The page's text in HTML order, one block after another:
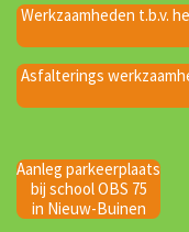
Werkzaamheden t.b.v.
Asfalterings
Aanleg parkeerplaats
bij school OBS 75
in Nieuw-Buinen